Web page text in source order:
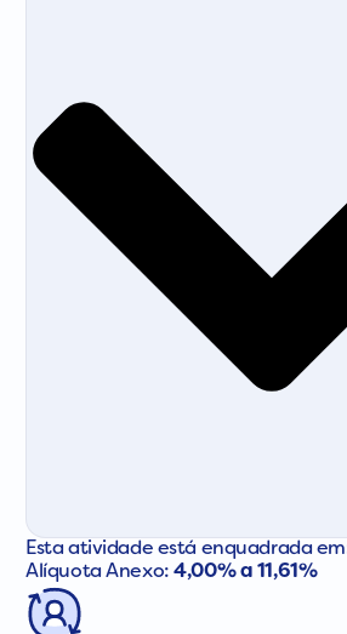
Esta atividade está enquadrada
Alíquota Anexo:4,00% a 11,61%